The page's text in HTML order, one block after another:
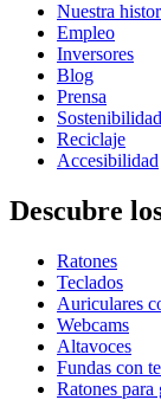
Nuestra
Empleo
Inversores
Blog
Prensa
Sostenibilidad
Reciclaje
Accesibilidad
Descubre
Ratones
Teclados
Auriculares
Webcams
Altavoces
Fundas con
Ratones para